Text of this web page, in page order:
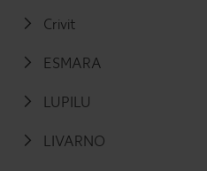
Crivit
ESMARA
LUPILU
LIVARNO